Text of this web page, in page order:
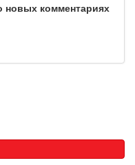
новых комментариях